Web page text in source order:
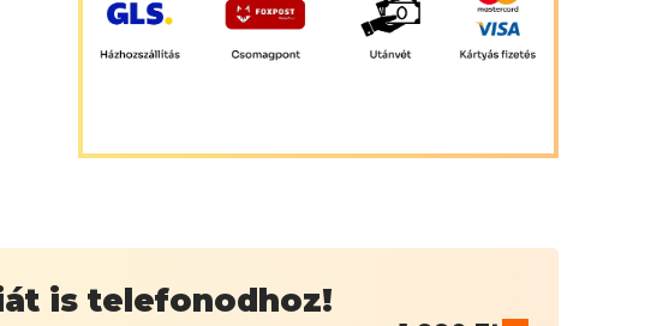
is telefonodhoz!